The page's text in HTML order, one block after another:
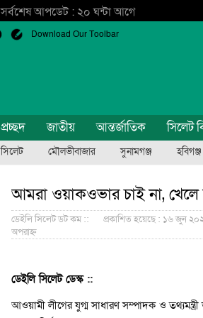
সর্বশেষ আপডেট : ২০ ঘন্টা আগে
Download Our Toolbar
প্রচ্ছদ জাতীয় আন্তর্জাতিক সিলেট
সিলেট মৌলভীবাজার সুনামগঞ্জ হবিগঞ্জ
আমরা ওয়াকওভার চাই না,
ডেইলি সিলেট ডট কম ::
প্রকাশিত হয়েছে : ১৬ জুন
অপরাহ্ন
ডেইলি সিলেট ডেস্ক ::
আওয়ামী লীগের যুগ্ম সাধারণ সম্পাদক ও